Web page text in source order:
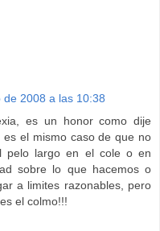
de 2008 a las 10:38
es un honor como dije
el mismo caso de que no
pelo largo en el cole o en
sobre lo que hacemos o
a limites razonables, pero
el colmo!!!